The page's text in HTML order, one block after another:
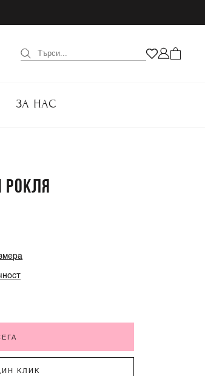
ЗА НАС
РОКЛЯ
КЛИК